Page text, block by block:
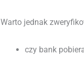
Warto jednak
czy bank